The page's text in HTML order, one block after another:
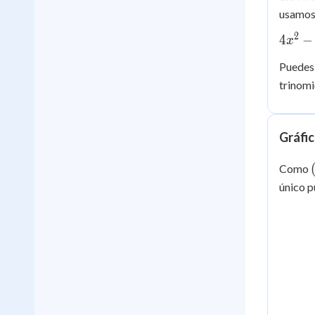
4x^2
20x
+ 25
(2x-
5)^2
4x2 −
Como (
único